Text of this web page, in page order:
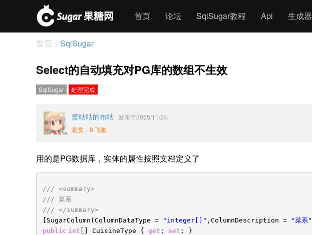
首页 论坛 SqlSugar教程 Api 生成器
首页 > SqlSugar
Select的自动填充对PG库的数组不生效
SqlSugar 处理完成
爱咕咕的布咕 发布于2025/11/24
悬赏：0 飞吻
用的是PG数据库，实体的属性按照文档定义了
/// <summary>
/// 菜系
/// </summary>
[SugarColumn(ColumnDataType =
"integer[]" ,ColumnDescription = "菜系"
public int [] CuisineType { get ; set ; }